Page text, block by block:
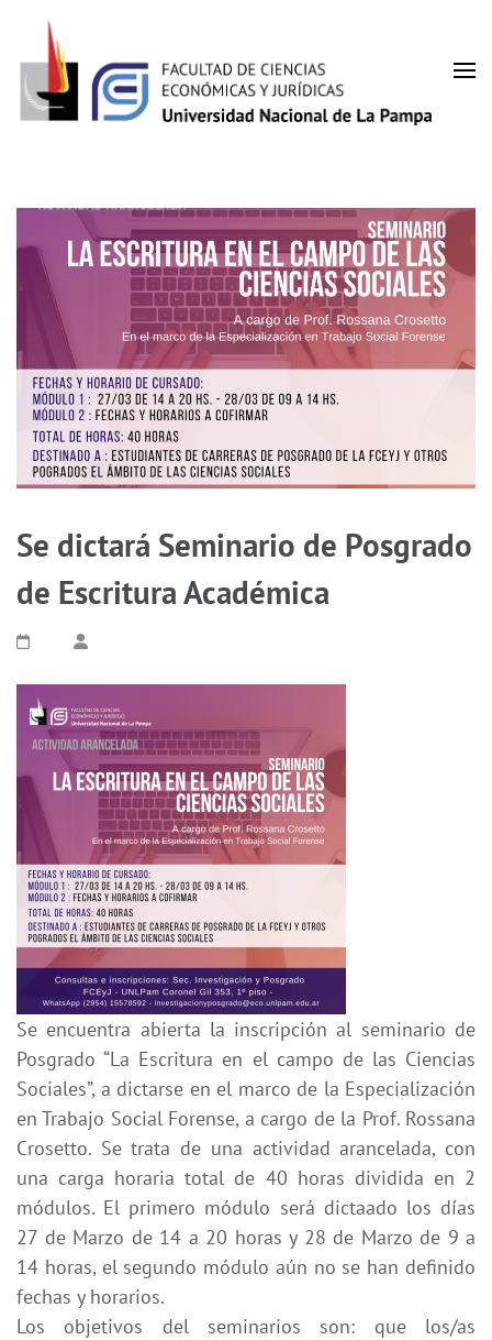
contenido
(presiona
Se dictará Seminario de Posgrado
de Escritura Académica
Se encuentra abierta la inscripción al seminario de
Posgrado “La Escritura en el campo de las Ciencias
Sociales”, a dictarse en el marco de la Especialización
en Trabajo Social Forense, a cargo de la Prof. Rossana
Crosetto. Se trata de una actividad arancelada, con
una carga horaria total de 40 horas dividida en 2
módulos. El primero módulo será dictaado los días
27 de Marzo de 14 a 20 horas y 28 de Marzo de 9 a
14 horas, el segundo módulo aún no se han definido
fechas y horarios.
Los objetivos del seminarios son: que los/as